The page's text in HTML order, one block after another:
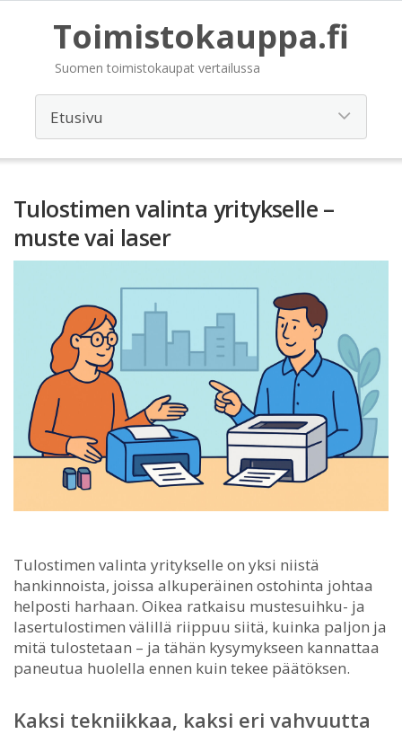
Toimistokauppa.fi
Suomen toimistokaupat vertailussa
Tulostimen valinta yritykselle –
muste vai laser
Tulostimen valinta yritykselle on yksi niistä
hankinnoista, joissa alkuperäinen ostohinta johtaa
helposti harhaan. Oikea ratkaisu mustesuihku- ja
lasertulostimen välillä riippuu siitä, kuinka paljon ja
mitä tulostetaan – ja tähän kysymykseen kannattaa
paneutua huolella ennen kuin tekee päätöksen.
Kaksi tekniikkaa, kaksi eri vahvuutta